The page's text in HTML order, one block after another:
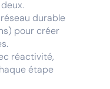
durable
pour créer
réactivité,
étape